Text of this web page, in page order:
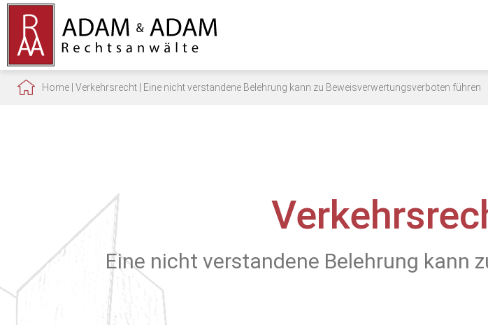
Home Verkehrsrecht Eine nicht verstandene Belehrung kann zu Beweisverwertungsverboten führen
Eine nicht verstandene Belehrung kann